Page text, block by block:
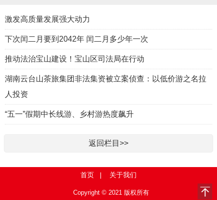
激发高质量发展强大动力
下次闰二月要到2042年 闰二月多少年一次
推动法治宝山建设！宝山区司法局在行动
湖南云台山茶旅集团非法集资被立案侦查：以低价游之名拉
人投资
“五一”假期中长线游、乡村游热度飙升
返回栏目>>
首页 | 关于我们
Copyright © 2021 版权所有